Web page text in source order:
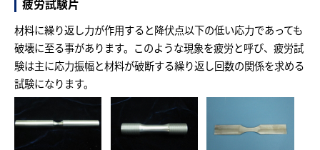
疲労試験片
材料に繰り返し力が作用すると降伏点以下の低い応力であっても
破壊に至る事があります。このような現象を疲労と呼び、疲労試
験は主に応力振幅と材料が破断する繰り返し回数の関係を求める
試験になります。